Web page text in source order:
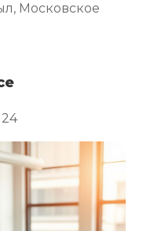
Московское